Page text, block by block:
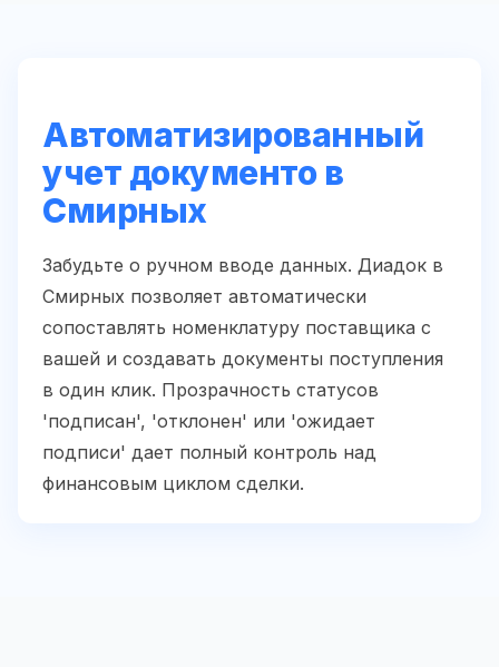
Автоматизированный
учет документо в
Смирных
Забудьте о ручном вводе данных. Диадок в
Смирных позволяет автоматически
сопоставлять номенклатуру поставщика с
вашей и создавать документы поступления
в один клик. Прозрачность статусов
'подписан', 'отклонен' или 'ожидает
подписи' дает полный контроль над
финансовым циклом сделки.